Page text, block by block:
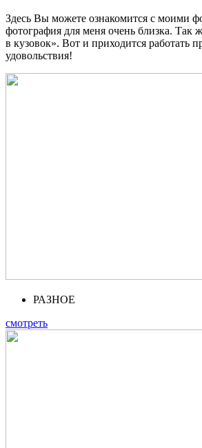
Здесь Вы можете ознакомится с моими
фотография для меня очень близка. Так
в кузовок». Вот и приходится работать
удовольствия!
РАЗНОЕ
смотреть